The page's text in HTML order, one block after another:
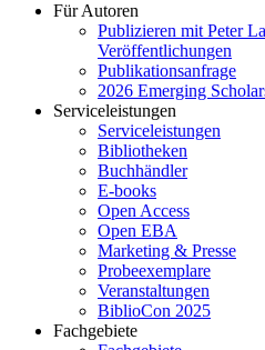
Für Autoren
Publizieren mit Peter
Veröffentlichungen
Publikationsanfrage
2026 Emerging
Serviceleistungen
Serviceleistungen
Bibliotheken
Buchhändler
E-books
Open Access
Open EBA
Marketing & Presse
Probeexemplare
Veranstaltungen
BiblioCon 2025
Fachgebiete